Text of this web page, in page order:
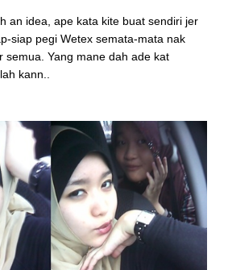
an idea, ape kata kite buat sendiri jer
siap pegi Wetex semata-mata nak
semua. Yang mane dah ade kat
kann..